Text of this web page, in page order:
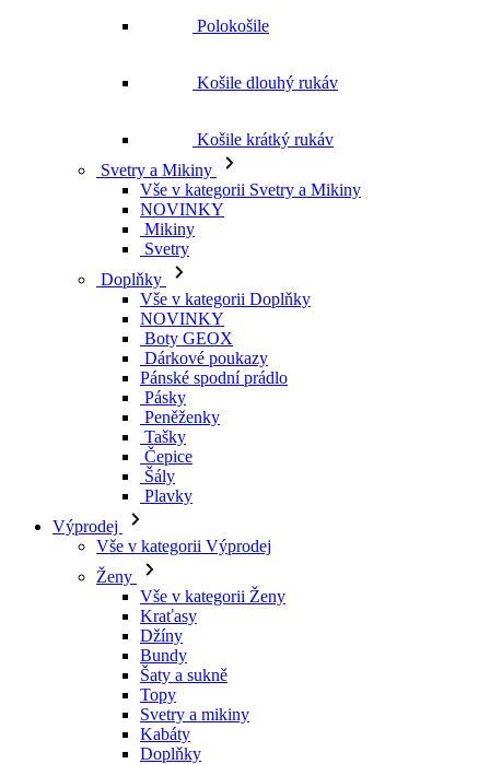
Polokošile
Košile dlouhý rukáv
Košile krátký rukáv
Svetry a Mikiny
Vše v kategorii Svetry a Mikiny
NOVINKY
Mikiny
Svetry
Doplňky
Vše v kategorii Doplňky
NOVINKY
Boty GEOX
Dárkové poukazy
Pánské spodní prádlo
Pásky
Peněženky
Tašky
Čepice
Šály
Plavky
Výprodej
Vše v kategorii Výprodej
Ženy
Vše v kategorii Ženy
Kraťasy
Džíny
Bundy
Šaty a sukně
Topy
Svetry a mikiny
Kabáty
Doplňky